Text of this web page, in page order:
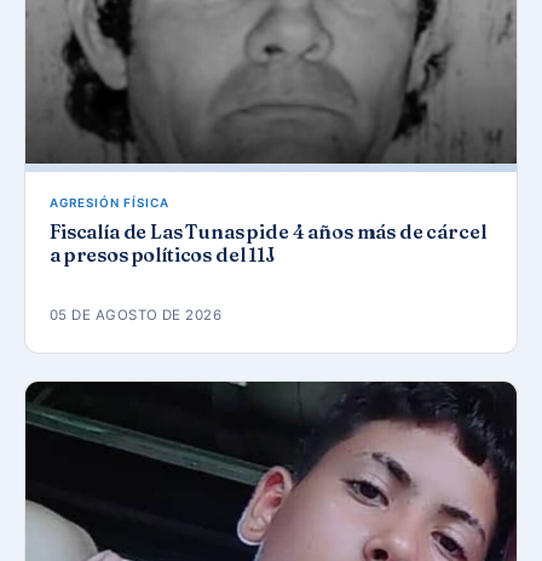
AGRESIÓN FÍSICA
Fiscalía de Las Tunas pide 4 años más de cárcel
a presos políticos del 11J
05 DE AGOSTO DE 2026